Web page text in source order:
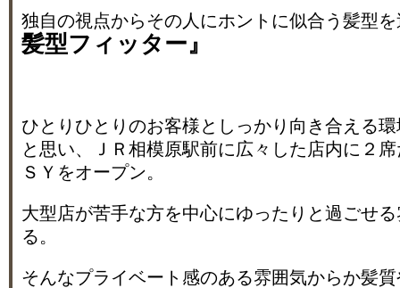
独自の視点からその人にホントに似合う髪型
髪型フィッター』
ひとりひとりのお客様としっかり向き合える
と思い、ＪＲ相模原駅前に広々した店内に２
ＳＹをオープン。
大型店が苦手な方を中心にゆったりと過ごせ
る。
そんなプライベート感のある雰囲気からか髪